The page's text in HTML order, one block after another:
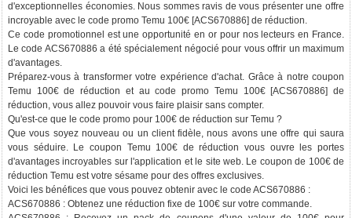
d'exceptionnelles économies. Nous sommes ravis de vous présenter une offre
incroyable avec le code promo Temu 100€ [ACS670886] de réduction.
Ce code promotionnel est une opportunité en or pour nos lecteurs en France.
Le code ACS670886 a été spécialement négocié pour vous offrir un maximum
d'avantages.
Préparez-vous à transformer votre expérience d'achat. Grâce à notre coupon
Temu 100€ de réduction et au code promo Temu 100€ [ACS670886] de
réduction, vous allez pouvoir vous faire plaisir sans compter.
Qu'est-ce que le code promo pour 100€ de réduction sur Temu ?
Que vous soyez nouveau ou un client fidèle, nous avons une offre qui saura
vous séduire. Le coupon Temu 100€ de réduction vous ouvre les portes
d'avantages incroyables sur l'application et le site web. Le coupon de 100€ de
réduction Temu est votre sésame pour des offres exclusives.
Voici les bénéfices que vous pouvez obtenir avec le code ACS670886 :
ACS670886 : Obtenez une réduction fixe de 100€ sur votre commande.